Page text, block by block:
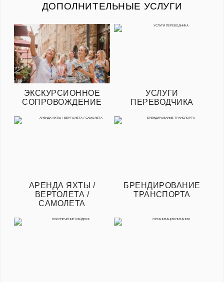
ДОПОЛНИТЕЛЬНЫЕ УСЛУГИ
ЭКСКУРСИОННОЕ
СОПРОВОЖДЕНИЕ
УСЛУГИ
ПЕРЕВОДЧИКА
АРЕНДА ЯХТЫ /
ВЕРТОЛЕТА /
САМОЛЕТА
БРЕНДИРОВАНИЕ
ТРАНСПОРТА